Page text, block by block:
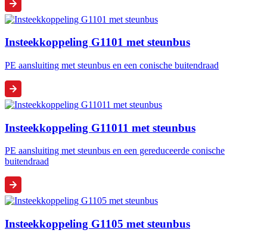
Insteekkoppeling G1101 met steunbus
PE aansluiting met steunbus en een conische buitendraad
Insteekkoppeling G11011 met steunbus
PE aansluiting met steunbus en een gereduceerde conische
buitendraad
Insteekkoppeling G1105 met steunbus